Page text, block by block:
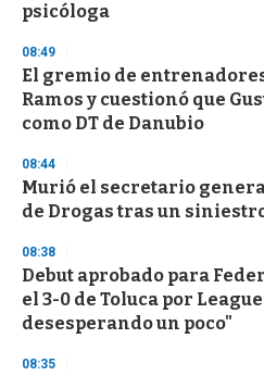
psicóloga
08:49
El gremio de
Ramos y cuestionó que
como DT de Danubio
08:44
Murió el secretario
de Drogas tras un
08:38
Debut aprobado para
el 3-0 de Toluca por
desesperando un poco"
08:35